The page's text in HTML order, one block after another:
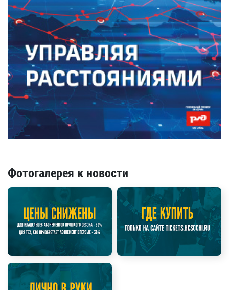
Фотогалерея к новости